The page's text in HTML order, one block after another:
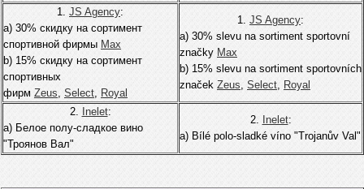
1. JS Agency:
а) 30% скидку на сортимент
спортивной фирмы Мах
b) 15% скидку на сортимент
спортивных
фирм Zeus, Select, Royal
1. JS Agency:
а) 30% slevu na sortiment sportovní
značky Мах
b) 15% slevu na sortiment sportovních
značek Zeus, Select, Royal
2. Inelet:
а) Белое полу-сладкое вино
"Троянов Вал"
2. Inelet:
а) Bílé polo-sladké víno "Trojanův Val"